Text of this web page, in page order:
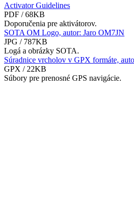
Activator Guidelines
PDF / 68KB
Doporučenia pre aktivátorov.
SOTA OM Logo, autor: Jaro OM7JN
JPG / 787KB
Logá a obrázky SOTA.
Súradnice vrcholov v GPX formáte,
GPX / 22KB
Súbory pre prenosné GPS navigácie.